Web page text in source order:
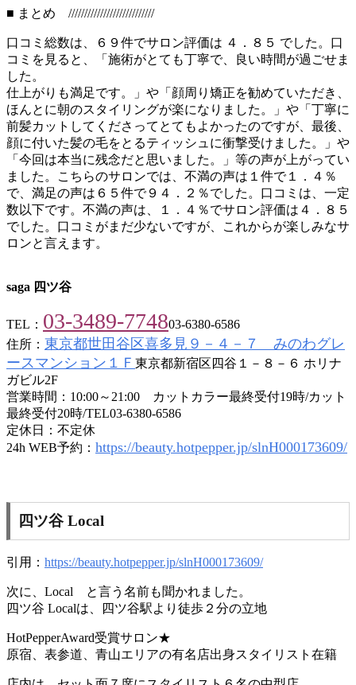
■ まとめ ///////////////////////////
口コミ総数は、６９件でサロン評価は ４．８５ でした。口
コミを見ると、「施術がとても丁寧で、良い時間が過ごせま
した。
仕上がりも満足です。」や「顔周り矯正を勧めていただき、
ほんとに朝のスタイリングが楽になりました。」や「丁寧に
前髪カットしてくださってとてもよかったのですが、最後、
顔に付いた髪の毛をとるティッシュに衝撃受けました。」や
「今回は本当に残念だと思いました。」等の声が上がってい
ました。こちらのサロンでは、不満の声は１件で１．４％
で、満足の声は６５件で９４．２％でした。口コミは、一定
数以下です。不満の声は、１．４％でサロン評価は４．８５
でした。口コミがまだ少ないですが、これからが楽しみなサ
ロンと言えます。
saga 四ツ谷
TEL： 03-3489-774803-6380-6586
住所： 東京都世田谷区喜多見９－４－７ みのわグレ
ースマンション１Ｆ 東京都新宿区四谷１－８－６ ホリナ
ガビル2F
営業時間：10:00～21:00 カットカラー最終受付19時/カット
最終受付20時/TEL03-6380-6586
定休日：不定休
24h WEB予約： https://beauty.hotpepper.jp/slnH000173609/
四ツ谷 Local
引用： https://beauty.hotpepper.jp/slnH000173609/
次に、Local と言う名前も聞かれました。
四ツ谷 Localは、四ツ谷駅より徒歩２分の立地
HotPepperAward受賞サロン★
原宿、表参道、青山エリアの有名店出身スタイリスト在籍